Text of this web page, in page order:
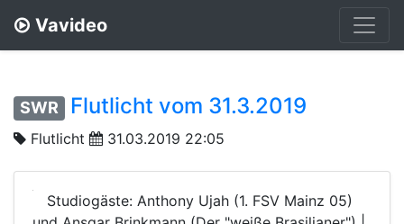
Vavideo
SWR Flutlicht vom 31.3.2019
Flutlicht 31.03.2019 22:05
Studiogäste: Anthony Ujah (1. FSV Mainz 05)